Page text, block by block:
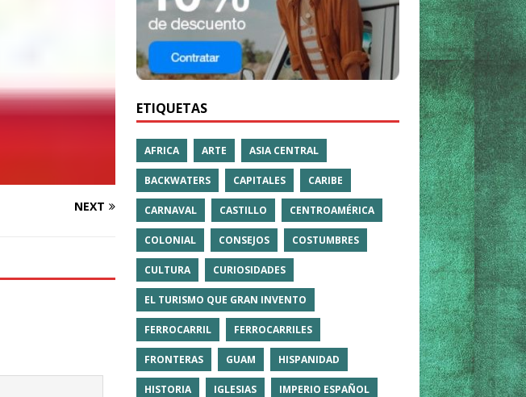
NEXT
ETIQUETAS
AFRICA ARTE ASIA CENTRAL
BACKWATERS CAPITALES CARIBE
CARNAVAL CASTILLO CENTROAMÉRICA
COLONIAL CONSEJOS COSTUMBRES
CULTURA CURIOSIDADES
EL TURISMO QUE GRAN INVENTO
FERROCARRIL FERROCARRILES
FRONTERAS GUAM HISPANIDAD
HISTORIA IGLESIAS IMPERIO ESPAÑOL